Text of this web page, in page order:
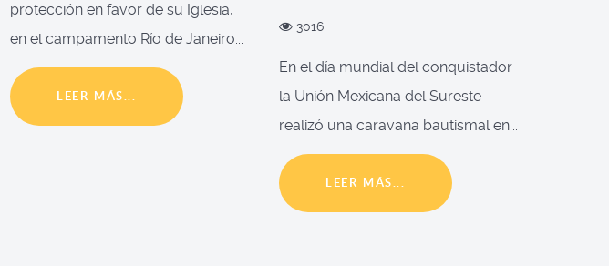
protección en favor de su Iglesia,
en el campamento Río de Janeiro...
LEER MÁS...
3016
En el día mundial del conquistador
la Unión Mexicana del Sureste
realizó una caravana bautismal en...
LEER MÁS...